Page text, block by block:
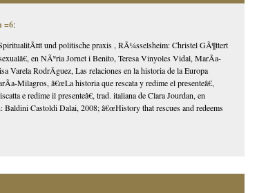
=6:
und politische praxis , RÃ¼sselsheim: Christel GÃ¶ttert
en NÃºria Jornet i Benito, Teresa Vinyoles Vidal, MarÃ­a-
Varela RodrÃ­guez, Las relaciones en la historia de la Europa
Milagros, â€œLa historia que rescata y redime el presenteâ€,
e redime il presenteâ€, trad. italiana de Clara Jourdan, en
Castoldi Dalai, 2008; â€œHistory that rescues and redeems